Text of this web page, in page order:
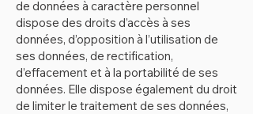
de données à caractère personnel
dispose des droits d’accès à ses
données, d’opposition à l’utilisation de
ses données, de rectification,
d’effacement et à la portabilité de ses
données. Elle dispose également du droit
de limiter le traitement de ses données,